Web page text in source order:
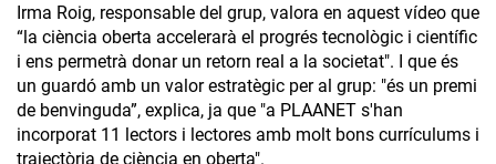
Irma Roig, responsable del grup, valora en aquest vídeo que
“la ciència oberta accelerarà el progrés tecnològic i científic
i ens permetrà donar un retorn real a la societat". I que és
un guardó amb un valor estratègic per al grup: "és un premi
de benvinguda”, explica, ja que "a PLAANET s'han
incorporat 11 lectors i lectores amb molt bons currículums i
trajectòria de ciència en oberta".